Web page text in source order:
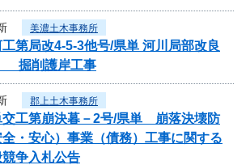
美濃土木事務所
工第局改4-5-3他号/県単 河川局部改良
掘削護岸工事
郡上土木事務所
交工第崩決暮－2号/県単 崩落決壊防
・安心）事業（債務）工事に関する
争入札公告